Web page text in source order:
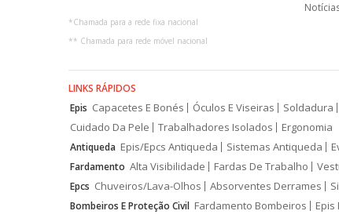
*Chamada para a rede fixa nacional
** Chamada para rede móvel nacional
LINKS RÁPIDOS
Epis Capacetes E Bonés Óculos E Viseiras Soldadura
Cuidado Da Pele
Trabalhadores Isolados Ergonomia
Antiqueda Epis/Epcs Antiqueda Sistemas Antiqueda
Fardamento Alta Visibilidade Fardas De Trabalho
Epcs Chuveiros/Lava-Olhos Absorventes Derrames
Bombeiros E Proteção Civil Fardamento Bombeiros Epis